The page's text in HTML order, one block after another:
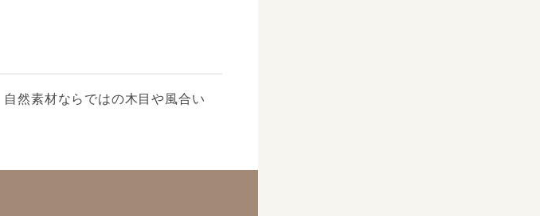
然素材ならではの木目や風合い